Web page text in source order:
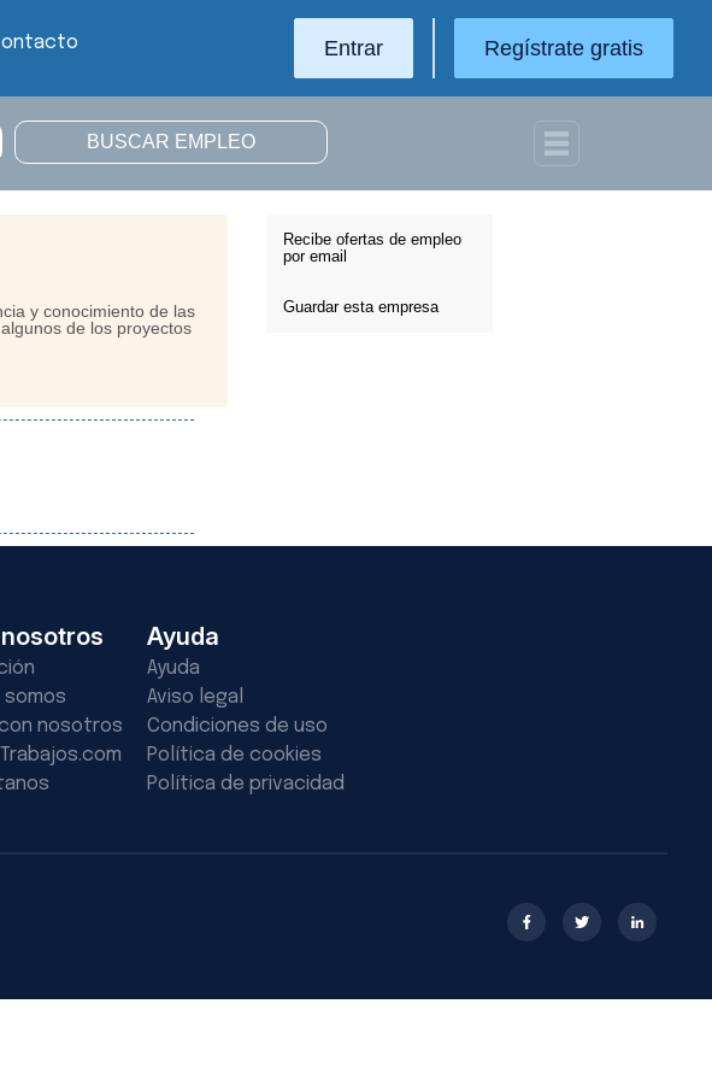
Entrar Regístrate gratis
Recibe ofertas de empleo
por email
Guardar esta empresa
y conocimiento de las
de los proyectos
somos
nosotros
Ayuda
Ayuda
Aviso legal
Condiciones de uso
Política de cookies
Política de privacidad